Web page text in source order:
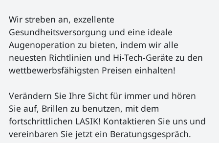
Wir streben an, exzellente
Gesundheitsversorgung und eine ideale
Augenoperation zu bieten, indem wir alle
neuesten Richtlinien und Hi-Tech-Geräte zu den
wettbewerbsfähigsten Preisen einhalten!
Verändern Sie Ihre Sicht für immer und hören
Sie auf, Brillen zu benutzen, mit dem
fortschrittlichen LASIK! Kontaktieren Sie uns und
vereinbaren Sie jetzt ein Beratungsgespräch.